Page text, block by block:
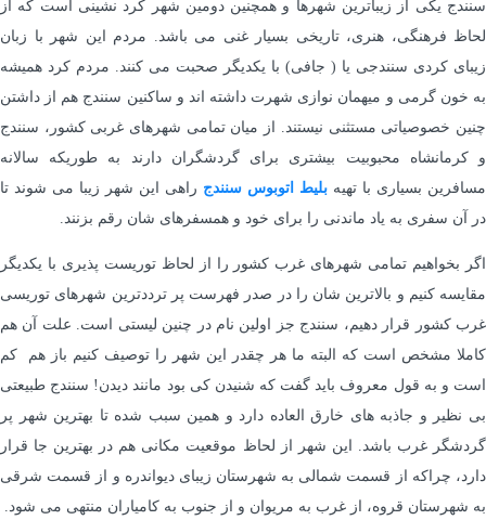
سنندج یکی از زیباترین شهرها و همچنین دومین شهر کرد نشینی است که از
لحاظ فرهنگی، هنری، تاریخی بسیار غنی می باشد. مردم این شهر با زبان
زیبای کردی سنندجی یا ( جافی) با یکدیگر صحبت می کنند. مردم کرد همیشه
به خون گرمی و میهمان نوازی شهرت داشته اند و ساکنین سنندج هم از داشتن
چنین خصوصیاتی مستثنی نیستند. از میان تمامی شهرهای غربی کشور، سنندج
و کرمانشاه محبوبیت بیشتری برای گردشگران دارند به طوریکه سالانه
مسافرین بسیاری با تهیه بلیط اتوبوس سنندج راهی این شهر زیبا می شوند تا
در آن سفری به یاد ماندنی را برای خود و همسفرهای شان رقم بزنند.
اگر بخواهیم تمامی شهرهای غرب کشور را از لحاظ توریست پذیری با یکدیگر
مقایسه کنیم و بالاترین شان را در صدر فهرست پر ترددترین شهرهای توریسی
غرب کشور قرار دهیم، سنندج جز اولین نام در چنین لیستی است. علت آن هم
کاملا مشخص است که البته ما هر چقدر این شهر را توصیف کنیم باز هم کم
است و به قول معروف باید گفت که شنیدن کی بود مانند دیدن! سنندج طبیعتی
بی نظیر و جاذبه های خارق العاده دارد و همین سبب شده تا بهترین شهر پر
گردشگر غرب باشد. این شهر از لحاظ موقعیت مکانی هم در بهترین جا قرار
دارد، چراکه از قسمت شمالی به شهرستان زیبای دیواندره و از قسمت شرقی
به شهرستان قروه، از غرب به مریوان و از جنوب به کامیاران منتهی می شود.